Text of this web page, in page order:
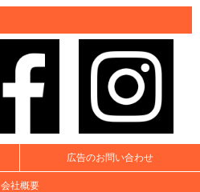
広告のお問い合わせ
会社概要